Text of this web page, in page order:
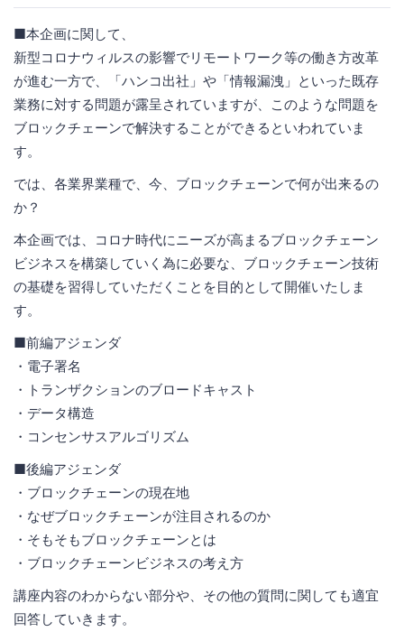
■本企画に関して、
新型コロナウィルスの影響でリモートワーク等の働き方改革
が進む一方で、「ハンコ出社」や「情報漏洩」といった既存
業務に対する問題が露呈されていますが、このような問題を
ブロックチェーンで解決することができるといわれていま
す。
では、各業界業種で、今、ブロックチェーンで何が出来るの
か？
本企画では、コロナ時代にニーズが高まるブロックチェーン
ビジネスを構築していく為に必要な、ブロックチェーン技術
の基礎を習得していただくことを目的として開催いたしま
す。
■前編アジェンダ
・電子署名
・トランザクションのブロードキャスト
・データ構造
・コンセンサスアルゴリズム
■後編アジェンダ
・ブロックチェーンの現在地
・なぜブロックチェーンが注目されるのか
・そもそもブロックチェーンとは
・ブロックチェーンビジネスの考え方
講座内容のわからない部分や、その他の質問に関しても適宜
回答していきます。